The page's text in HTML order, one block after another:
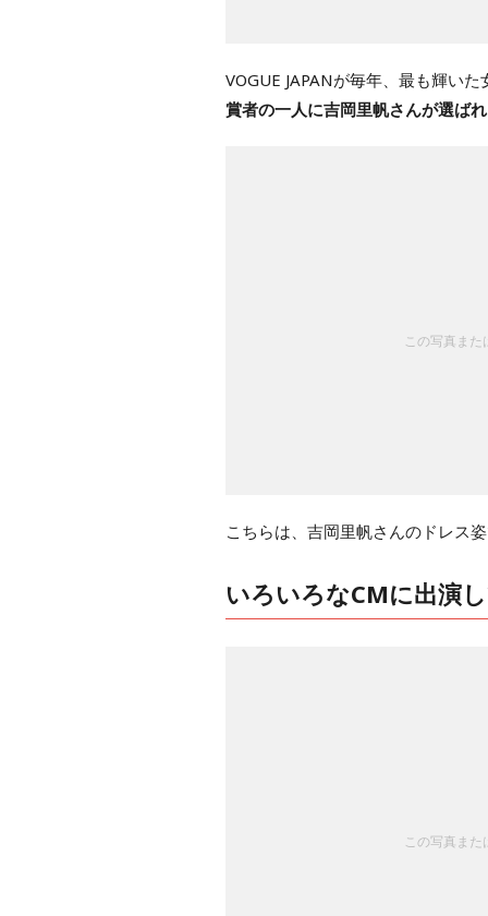
VOGUE JAPANが毎年、最も輝い
賞者の一人に吉岡里帆さんが選ば
この写真ま
こちらは、吉岡里帆さんのドレス
いろいろなCMに出演
この写真ま